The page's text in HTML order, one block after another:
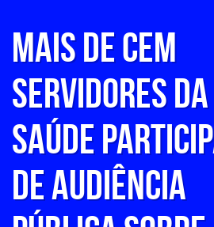
Mais de cem
servidores da
saúde
de Audiência